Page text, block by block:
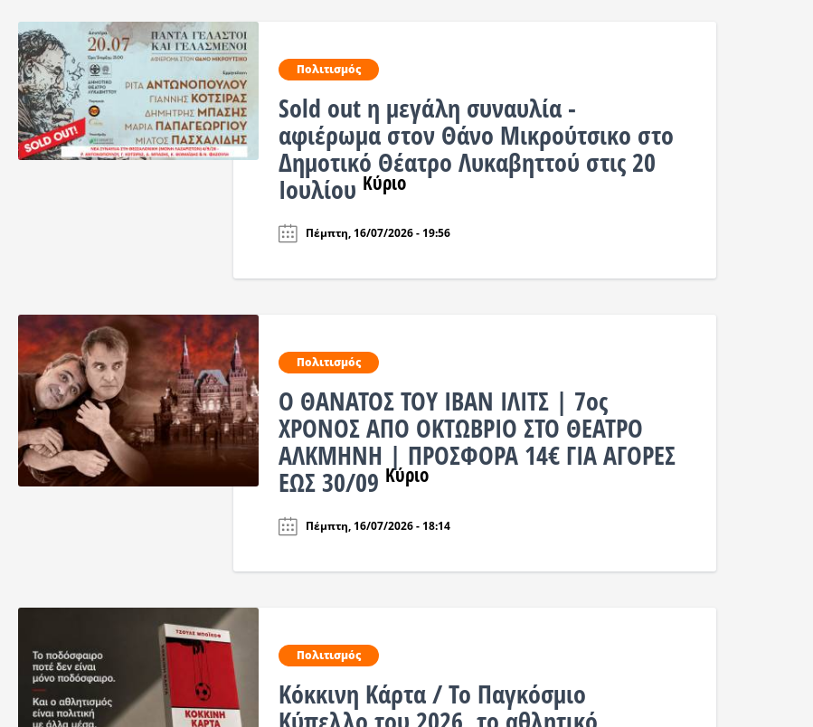
Πολιτισμός
Sold out η μεγάλη συναυλία -
αφιέρωμα στον Θάνο Μικρούτσικο στο
Δημοτικό Θέατρο Λυκαβηττού στις 20
Ιουλίου Κύριο
Πέμπτη, 16/07/2026 - 19:56
Πολιτισμός
Ο ΘΑΝΑΤΟΣ ΤΟΥ ΙΒΑΝ ΙΛΙΤΣ | 7ος
ΧΡΟΝΟΣ ΑΠΟ ΟΚΤΩΒΡΙΟ ΣΤΟ ΘΕΑΤΡΟ
ΑΛΚΜΗΝΗ | ΠΡΟΣΦΟΡΑ 14€ ΓΙΑ ΑΓΟΡΕΣ
ΕΩΣ 30/09 Κύριο
Πέμπτη, 16/07/2026 - 18:14
Πολιτισμός
Κόκκινη Κάρτα / Το Παγκόσμιο